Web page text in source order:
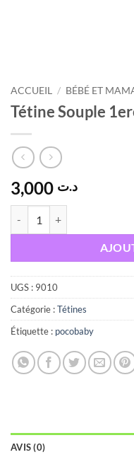
ACCUEIL / BÉBÉ ET
Tétine Souple
د.ت
UGS : 9010
Catégorie :Tétines
Étiquette : pocobaby
AVIS (0)